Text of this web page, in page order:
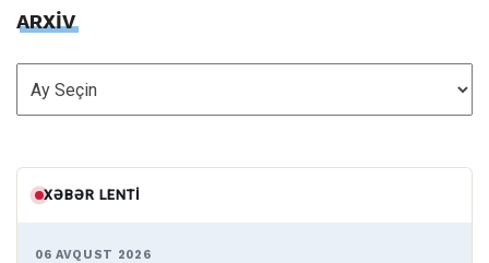
ARXİV
ARXİV
XƏBƏR LENTI
06 AVQUST 2026